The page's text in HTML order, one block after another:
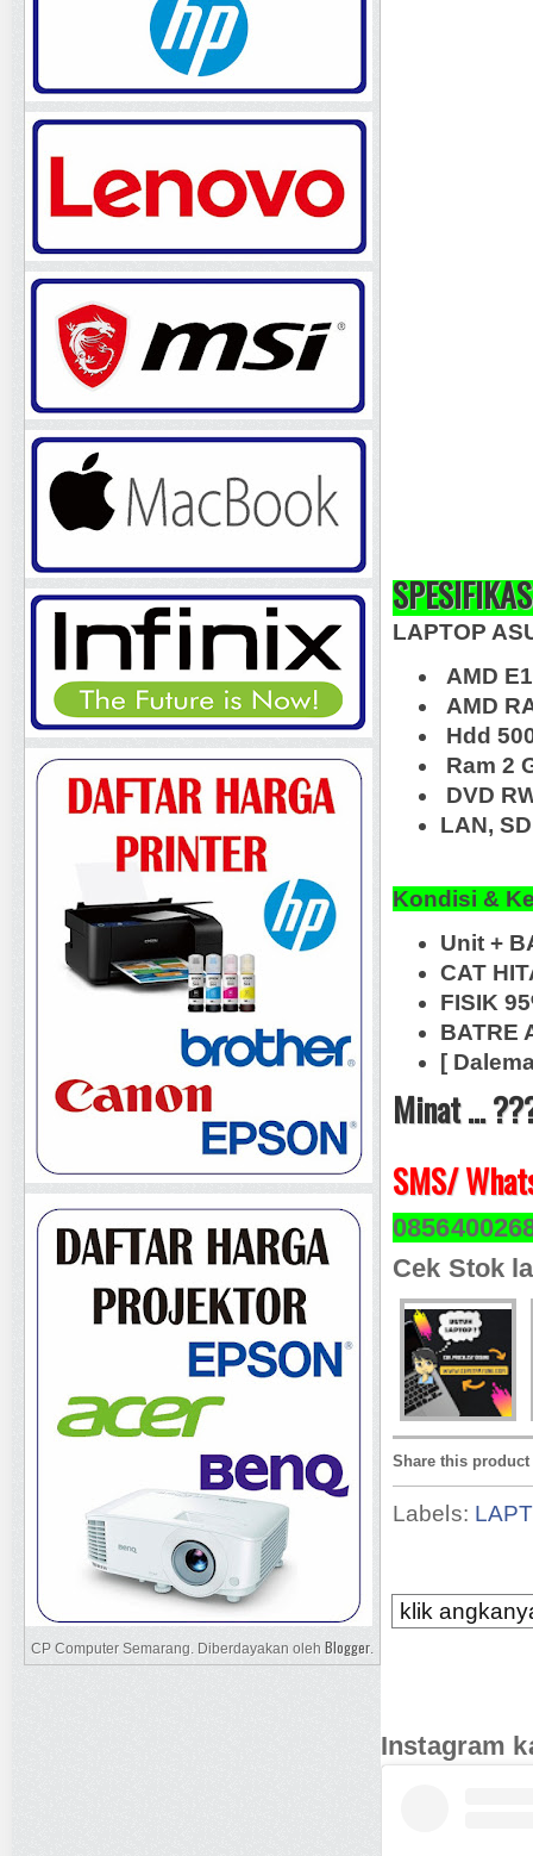
LAPTOP
AMD
AMD
Hdd
Ram 2
DVD
LAN,
Kondisi &
Unit +
CAT
FISIK
BATRE
[
Minat ...
SMS/
Cek Stok
Share this product
Labels:
klik
Instagram
CP Computer Semarang. Diberdayakan oleh Blogger.